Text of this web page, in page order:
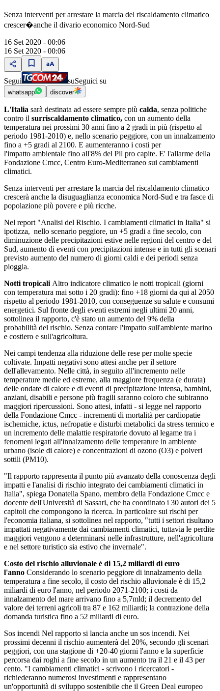
Senza interventi per arrestare la marcia del riscaldamento climatico
crescer�anche il divario economico Nord-Sud
16 Set 2020 - 00:06
16 Set 2020 - 00:06
Segui suSeguici su
whatsapp discover
L'Italia sarà destinata ad essere sempre più calda, senza politiche
contro il surriscaldamento climatico, con un aumento della
temperatura nei prossimi 30 anni fino a 2 gradi in più (rispetto al
periodo 1981-2010) e, nello scenario peggiore, con un innalzamento
fino a +5 gradi al 2100. E aumenteranno i costi per
l'impatto ambientale fino all'8% del Pil pro capite. E' l'allarme della
Fondazione Cmcc, Centro Euro-Mediterraneo sui cambiamenti
climatici.
Senza interventi per arrestare la marcia del riscaldamento climatico
crescerà anche la disuguaglianza economica Nord-Sud e tra fasce di
popolazione più povere e più ricche.
Nel report "Analisi del Rischio. I cambiamenti climatici in Italia" si
ipotizza, nello scenario peggiore, un +5 gradi a fine secolo, con
diminuzione delle precipitazioni estive nelle regioni del centro e del
Sud, aumento di eventi con precipitazioni intense e in tutti gli scenari
previsto aumento del numero di giorni caldi e dei periodi senza
pioggia.
Notti tropicali Altro indicatore climatico le notti tropicali (giorni
con temperatura mai sotto i 20 gradi): fino +18 giorni da qui al 2050
rispetto al periodo 1981-2010, con conseguenze su salute e consumi
energetici. Sul fronte degli eventi estremi negli ultimi 20 anni,
sottolinea il rapporto, c'è stato un aumento del 9% della
probabilità del rischio. Senza contare l'impatto sull'ambiente marino
e costiero e sull'agricoltura.
Nei campi tendenza alla riduzione delle rese per molte specie
coltivate. Impatti negativi sono attesi anche per il settore
dell'allevamento. Nelle città, in seguito all'incremento nelle
temperature medie ed estreme, alla maggiore frequenza (e durata)
delle ondate di calore e di eventi di precipitazione intensa, bambini,
anziani, disabili e persone più fragili saranno coloro che subiranno
maggiori ripercussioni. Sono attesi, infatti - si legge nel rapporto
della Fondazione Cmcc - incrementi di mortalità per cardiopatie
ischemiche, ictus, nefropatie e disturbi metabolici da stress termico e
un incremento delle malattie respiratorie dovuto al legame tra i
fenomeni legati all'innalzamento delle temperature in ambiente
urbano (isole di calore) e concentrazioni di ozono (O3) e polveri
sottili (PM10).
"Il rapporto rappresenta il punto più avanzato della conoscenza degli
impatti e l'analisi di rischio integrato dei cambiamenti climatici in
Italia", spiega Donatella Spano, membro della Fondazione Cmcc e
docente dell'Università di Sassari, che ha coordinato i 30 autori dei 5
capitoli che compongono la ricerca. In particolare sui rischi per
l'economia italiana, si sottolinea nel rapporto, "tutti i settori risultano
impattati negativamente dai cambiamenti climatici, tuttavia le perdite
maggiori vengono a determinarsi nelle infrastrutture, nell'agricoltura
e nel settore turistico sia estivo che invernale".
Costo del rischio alluvionale è di 15,2 miliardi di euro
l'anno Considerando lo scenario peggiore di innalzamento della
temperatura a fine secolo, il costo del rischio alluvionale è di 15,2
miliardi di euro l'anno, nel periodo 2071-2100; i costi da
innalzamento del mare arrivano fino a 5,7mld; il decremento del
valore dei terreni agricoli tra 87 e 162 miliardi; la contrazione della
domanda turistica fino a 52 miliardi di euro.
Sos incendi Nel rapporto si lancia anche un sos incendi. Nei
prossimi decenni il rischio aumenterà del 20%, secondo gli scenari
peggiori, con una stagione di +20-40 giorni l'anno e la superficie
percorsa dai roghi a fine secolo in un aumento tra il 21 e il 43 per
cento. "I cambiamenti climatici - scrivono i ricercatori -
richiederanno numerosi investimenti e rappresentano
un'opportunità di sviluppo sostenibile che il Green Deal europeo